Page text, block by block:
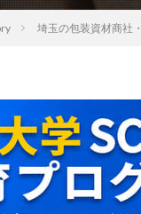
埼玉の包装資材商社